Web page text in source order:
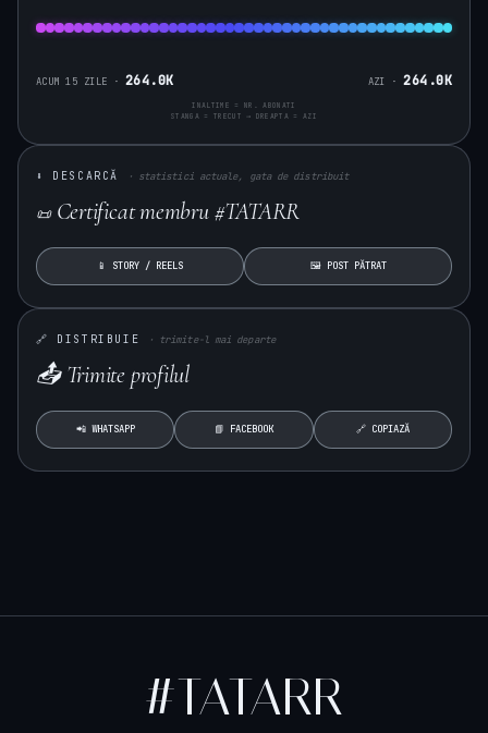
ACUM 15 ZILE · 264.0K
INALTIME = NR. ABONATI
STANGA = TRECUT → DREAPTA = AZI
AZI ·264.0K
⬇ DESCARCĂ · statistici actuale, gata de distribuit
📜Certificat membru #TATARR
📱 STORY / REELS 🖼 POST PĂTRAT
🔗 DISTRIBUIE · trimite-l mai departe
📤 Trimite profilul
📲 WHATSAPP 📘 FACEBOOK 🔗 COPIAZĂ
#TATARR